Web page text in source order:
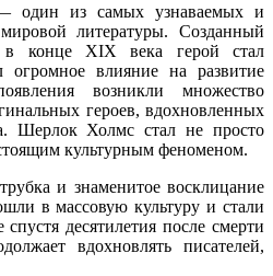
один из самых узнаваемых и
литературы. Созданный
конце XIX века герой стал
влияние на развитие
возникли множество
героев, вдохновленных
Шерлок Холмс стал не просто
культурным феноменом.
и знаменитое восклицание
в массовую культуру и стали
десятилетия после смерти
вдохновлять писателей,